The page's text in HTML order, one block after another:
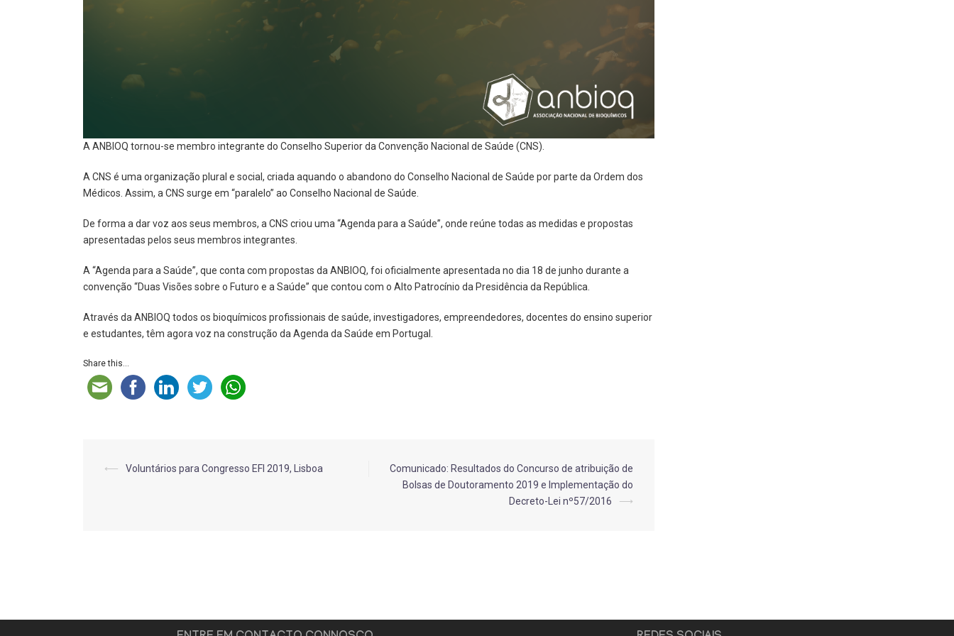
A ANBIOQ tornou-se membro integrante do Conselho Superior da Convenção Nacional de Saúde (CNS).
A CNS é uma organização plural e social, criada aquando o abandono do Conselho Nacional de Saúde por parte da Ordem dos
Médicos. Assim, a CNS surge em “paralelo” ao Conselho Nacional de Saúde.
De forma a dar voz aos seus membros, a CNS criou uma “Agenda para a Saúde”, onde reúne todas as medidas e propostas
apresentadas pelos seus membros integrantes.
A “Agenda para a Saúde”, que conta com propostas da ANBIOQ, foi oficialmente apresentada no dia 18 de junho durante a
convenção “Duas Visões sobre o Futuro e a Saúde” que contou com o Alto Patrocínio da Presidência da República.
Através da ANBIOQ todos os bioquímicos profissionais de saúde, investigadores, empreendedores, docentes do ensino superior
e estudantes, têm agora voz na construção da Agenda da Saúde em Portugal.
Share this...
Post
⟵ Voluntários para Congresso EFI 2019, Lisboa
Comunicado: Resultados do Concurso de atribuição de
Bolsas de Doutoramento 2019 e Implementação do
Decreto-Lei nº57/2016
⟶